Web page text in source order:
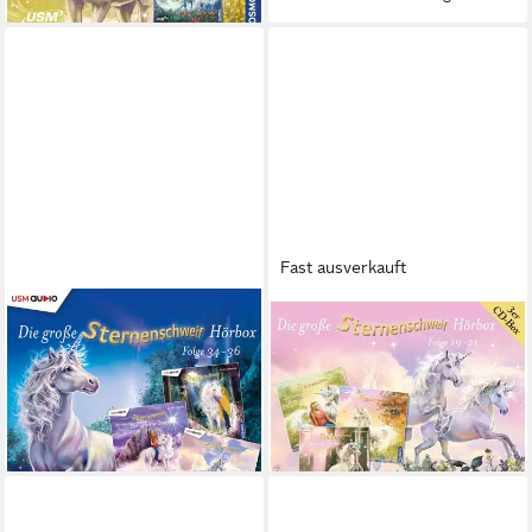
UNITED SOFT MEDIA
Hörspiel Die große
Sternenschweif Hörbox
Folgen 34-36 (3 Audio CDs)
ab 18,13 €
lieferbar - in 3-4 Werktagen bei dir
Fast ausverkauft
UNITED SOFT MEDIA
Hörspiel Die große
Sternenschweif Hörbox Folge
19-21
ab 17,16 €
lieferbar - in 3-4 Werktagen bei dir